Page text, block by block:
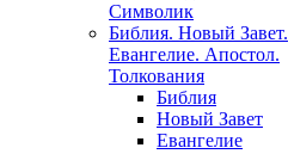
Символик
Библия. Новый Завет.
Евангелие. Апостол.
Толкования
Библия
Новый Завет
Евангелие